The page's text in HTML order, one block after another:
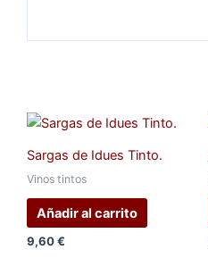
r
Sargas de Idues Tinto.
Vinos tintos
Añadir al carrito
9,60€